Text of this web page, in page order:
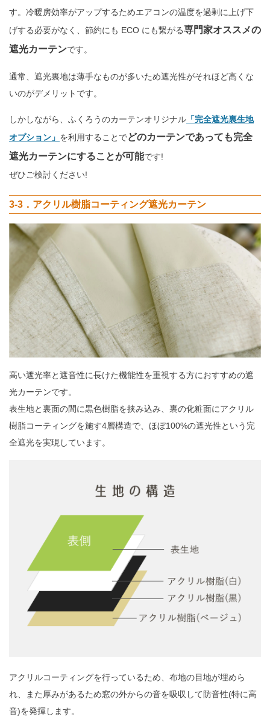
す。冷暖房効率がアップするためエアコンの温度を過剰に上げ下
げする必要がなく、節約にも ECO にも繋がる専門家オススメの
遮光カーテンです。
通常、遮光裏地は薄手なものが多いため遮光性がそれほど高くな
いのがデメリットです。
しかしながら、ふくろうのカーテンオリジナル 「完全遮光裏生地
オプション」 を利用することでどのカーテンであっても完全
遮光カーテンにすることが可能です!
ぜひご検討ください!
3-3．アクリル樹脂コーティング遮光カーテン
高い遮光率と遮音性に長けた機能性を重視する方におすすめの遮
光カーテンです。
表生地と裏面の間に黒色樹脂を挟み込み、裏の化粧面にアクリル
樹脂コーティングを施す4層構造で、ほぼ100%の遮光性という完
全遮光を実現しています。
アクリルコーティングを行っているため、布地の目地が埋めら
れ、また厚みがあるため窓の外からの音を吸収して防音性(特に高
音)を発揮します。